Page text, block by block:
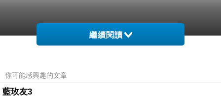
繼續閱讀
你可能感興趣的文章
藍玫友3